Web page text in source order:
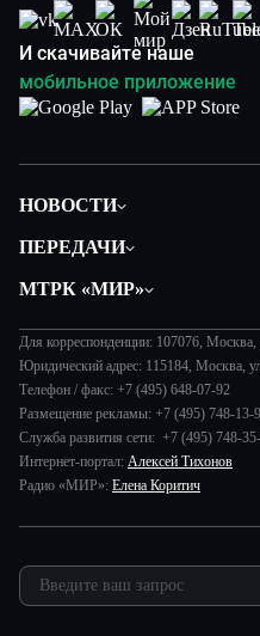
И скачивайте наше
мобильное приложение
НОВОСТИ
Экономика
Происшествия
В содружестве
В мире
Наука и технологии
Здоровье и медицина
Культура
Шоу-бизнес
ПЕРЕДАЧИ
Дела судебные
Диктор делает
Игра в кино
Игра в кино. Мультфильмы
Исторический детектив
МИР. Мнение
Мировое соглашение
МТРК «МИР»
История
Руководство
Новости компании
Пресса о нас
Карьера
Результаты СОУТ
Для корреспонденции: 107076, Москва,
Юридический адрес: 115184, Москва,
Телефон / факс: +7 (495) 648-07-92
Размещение рекламы: +7 (495) 748-13-
Служба развития сети: +7 (495) 748-
Интернет-портал: Алексей Тихонов
Радио «МИР»: Елена Коритич